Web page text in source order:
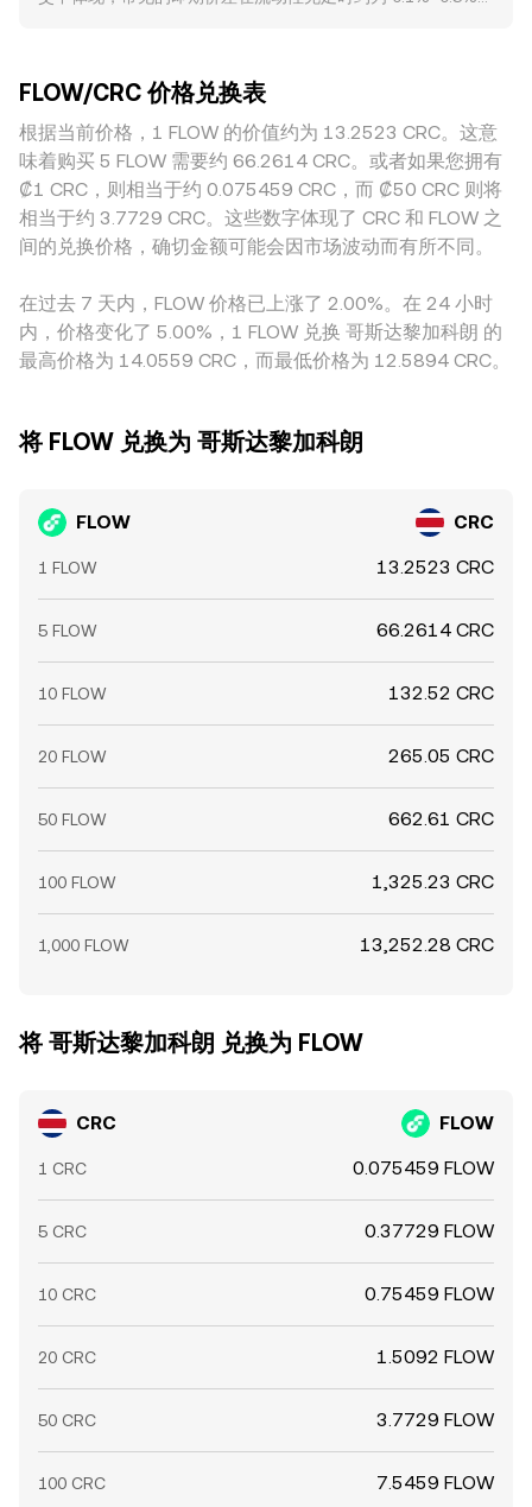
时，会改变以 CRC 计价的 FLOW/CRC conversion rate。监
从而引发对 FLOW 的再定价。技术层面上，合约市场的资金费
率（funding rates）会反映多空力量失衡，期货与任何可用期
权到期时的头寸结算可能放大波动；大型持币地址的链上转
账、交易所净流入与净流出、以及质押与解押规模变化，都会
在短期内改变市场供需结构，影响 FLOW/CRC 的即期报价。
在去中心化交易平台（DEX）上也有显著流动性，自动做市商
（AMM）池子以恒定乘积模型运作，公式为 x × y = k，其中 x
与 y 分别为池中两种资产储备量，瞬时价格近似为 price =
y/x；当用户用 FLOW 或对手资产大额换入时，会推动池子储
备比变化，导致价格沿曲线滑动。最终在 OKX Convert 展示
的 FLOW/CRC conversion rate，通常综合参考多来源的现货
价格与流动性条件，以尽可能贴近可成交水平。
场共识价”偏离。地域与监管也会带来溢价或折价：围绕 FLOW
的上市合规、当地法币出入金渠道、以及该地区对 NFT 与链上
应用的参与度差异，都会影响本地需求与流动性，从而体现在
以 CRC 计价的价格上。此外，很多平台对 FLOW 的主要报价
基于 USDT 或 USD，再通过 USDT/CRC 或 USD/CRC 折算到
FLOW/CRC，因此稳定币相对 CRC 的轻微溢折价与基差，会
层层传导到最终的 FLOW/CRC 报价。跨平台套利有助于收敛
金限制、以及在地监管约束，都可能使价差在短时间内持续存
在。
FLOW/CRC 价格兑换表
根据当前价格，1 FLOW 的价值约为 13.2523 CRC。这意
味着购买 5 FLOW 需要约 66.2614 CRC。或者如果您拥有
₡1 CRC，则相当于约 0.075459 CRC，而 ₡50 CRC 则将
相当于约 3.7729 CRC。这些数字体现了 CRC 和 FLOW 之
间的兑换价格，确切金额可能会因市场波动而有所不同。
在过去 7 天内，FLOW 价格已上涨了 2.00%。在 24 小时
内，价格变化了 5.00%，1 FLOW 兑换 哥斯达黎加科朗 的
最高价格为 14.0559 CRC，而最低价格为 12.5894 CRC。
将 FLOW 兑换为 哥斯达黎加科朗
FLOW CRC
1 FLOW 13.2523 CRC
5 FLOW 66.2614 CRC
10 FLOW 132.52 CRC
20 FLOW 265.05 CRC
50 FLOW 662.61 CRC
100 FLOW 1,325.23 CRC
1,000 FLOW 13,252.28 CRC
将 哥斯达黎加科朗 兑换为 FLOW
CRC FLOW
1 CRC 0.075459 FLOW
5 CRC 0.37729 FLOW
10 CRC 0.75459 FLOW
20 CRC 1.5092 FLOW
50 CRC 3.7729 FLOW
100 CRC 7.5459 FLOW